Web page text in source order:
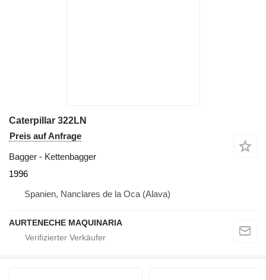
Caterpillar 322LN
Preis auf Anfrage
Bagger - Kettenbagger
1996
Spanien, Nanclares de la Oca (Alava)
AURTENECHE MAQUINARIA